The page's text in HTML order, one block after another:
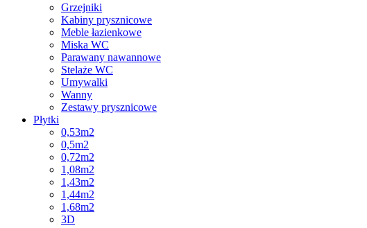
Grzejniki
Kabiny prysznicowe
Meble łazienkowe
Miska WC
Parawany nawannowe
Stelaże WC
Umywalki
Wanny
Zestawy prysznicowe
Płytki
0,53m2
0,5m2
0,72m2
1,08m2
1,43m2
1,44m2
1,68m2
3D